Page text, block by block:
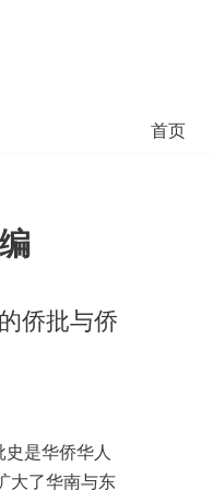
首页
侨批与侨
是华侨华人
大了华南与东